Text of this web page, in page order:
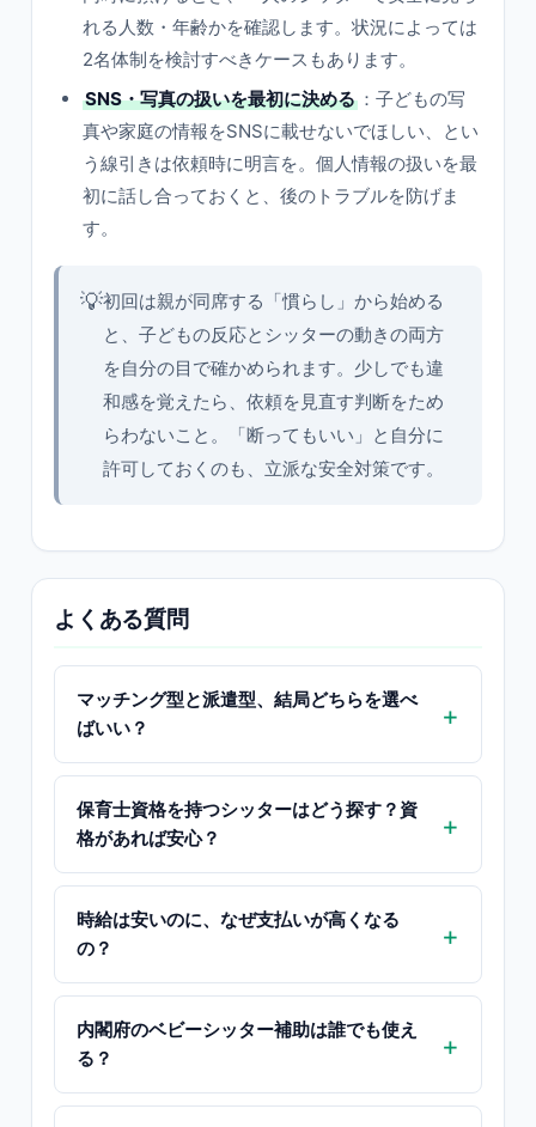
れる人数・年齢かを確認します。状況によっては
2名体制を検討すべきケースもあります。
SNS・写真の扱いを最初に決める ：子どもの写
真や家庭の情報をSNSに載せないでほしい、とい
う線引きは依頼時に明言を。個人情報の扱いを最
初に話し合っておくと、後のトラブルを防げま
す。
💡初回は親が同席する「慣らし」から始める
と、子どもの反応とシッターの動きの両方
を自分の目で確かめられます。少しでも違
和感を覚えたら、依頼を見直す判断をため
らわないこと。「断ってもいい」と自分に
許可しておくのも、立派な安全対策です。
よくある質問
マッチング型と派遣型、結局どちらを選べ
ばいい？
保育士資格を持つシッターはどう探す？資
格があれば安心？
時給は安いのに、なぜ支払いが高くなる
の？
内閣府のベビーシッター補助は誰でも使え
る？